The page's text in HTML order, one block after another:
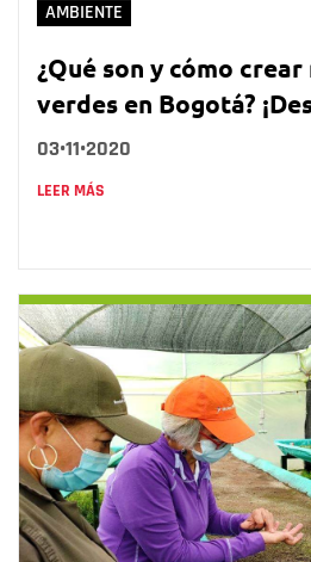
AMBIENTE
¿Qué son y cómo
verdes en Bogotá?
03•11•2020
LEER MÁS